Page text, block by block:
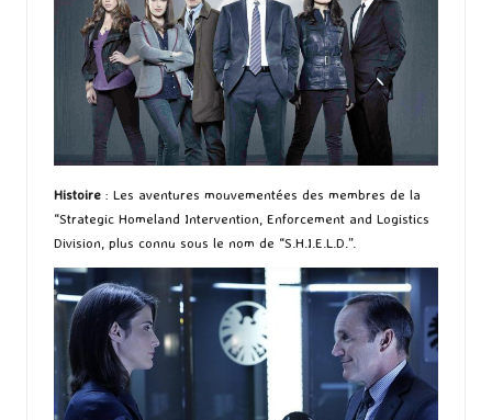
Histoire : Les aventures mouvementées des membres de la
“Strategic Homeland Intervention, Enforcement and Logistics
Division, plus connu sous le nom de “S.H.I.E.L.D.”.